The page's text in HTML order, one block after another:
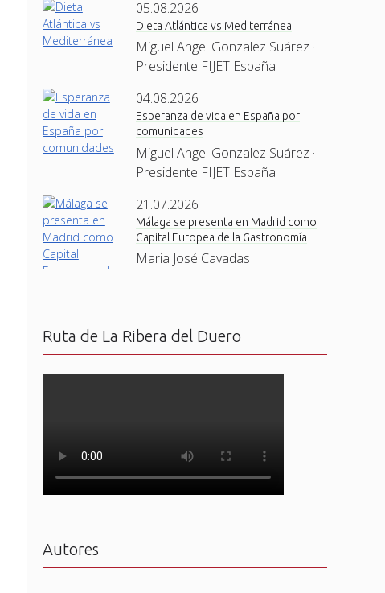
05.08.2026
Dieta Atlántica vs Mediterránea
Miguel Angel Gonzalez Suárez ·
Presidente FIJET España
04.08.2026
Esperanza de vida en España por
comunidades
Miguel Angel Gonzalez Suárez ·
Presidente FIJET España
21.07.2026
Málaga se presenta en Madrid como
Capital Europea de la Gastronomía
Maria José Cavadas
Ruta de La Ribera del Duero
Autores